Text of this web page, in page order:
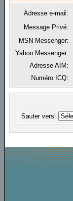
Adresse e-mail:
Message Privé:
MSN Messenger:
Yahoo Messenger:
Adresse AIM:
Numéro ICQ:
Sauter vers: